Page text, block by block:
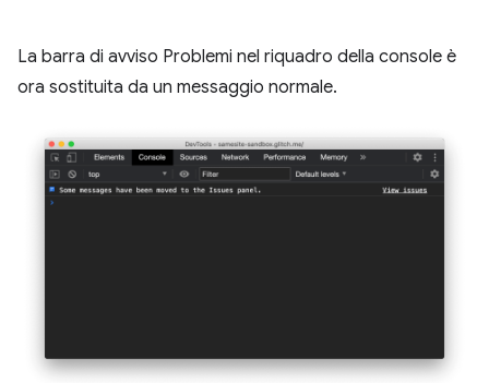
La barra di avviso Problemi nel riquadro della console è
ora sostituita da un messaggio normale.